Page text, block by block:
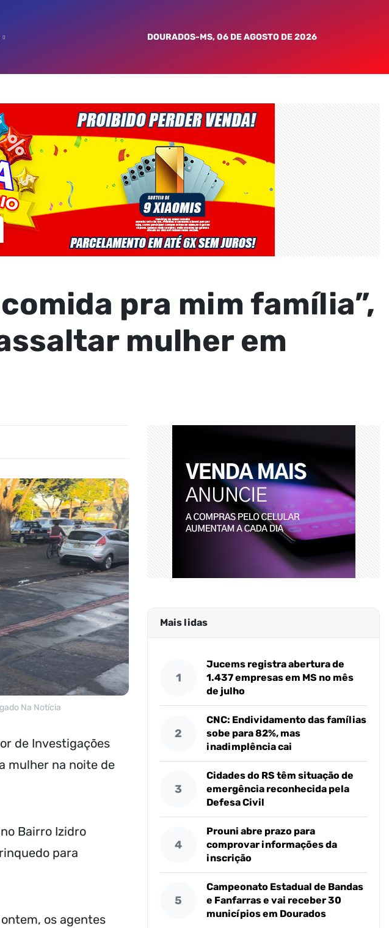
DOURADOS-MS, 06 DE AGOSTO DE 2026
pra mim família”,
mulher em
Na Notícia
de Investigações
mulher na noite de
Bairro Izidro
para
os agentes
Mais lidas
1
Jucems registra abertura de
1.437 empresas em MS no mês
de julho
2
CNC: Endividamento das famílias
sobe para 82%, mas
inadimplência cai
3
Cidades do RS têm situação de
emergência reconhecida pela
Defesa Civil
4
Prouni abre prazo para
comprovar informações da
inscrição
5
Campeonato Estadual de Bandas
e Fanfarras e vai receber 30
municípios em Dourados